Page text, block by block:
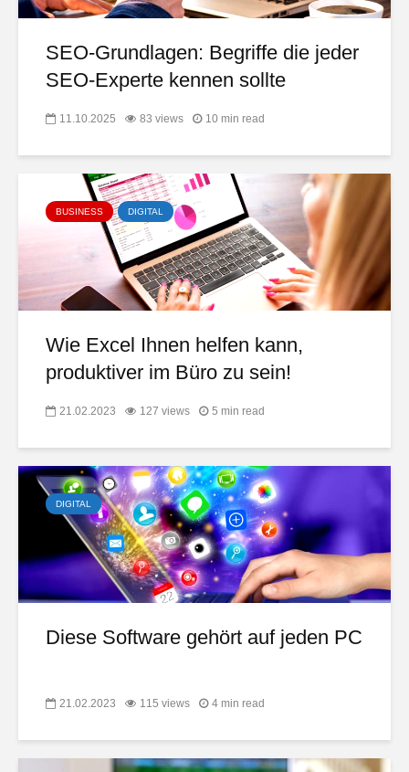
SEO-Grundlagen: Begriffe die jeder
SEO-Experte kennen sollte
11.10.2025 83 views 10 min read
BUSINESS DIGITAL
Wie Excel Ihnen helfen kann,
produktiver im Büro zu sein!
21.02.2023 127 views 5 min read
DIGITAL
Diese Software gehört auf jeden PC
21.02.2023 115 views 4 min read